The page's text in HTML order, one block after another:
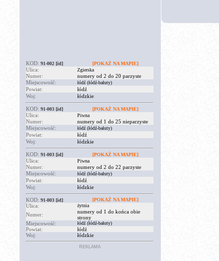
KOD: 91-002 [id] [POKAŻ NA MAPIE]
Ulica: Zgierska
Numer:
numery od 2 do 20 parzyste
Miejscowość:
łódź (łódź-bałuty)
Powiat:
łódź
Woj:
łódzkie
KOD: 91-003 [id] [POKAŻ NA MAPIE]
Ulica: Piwna
Numer:
numery od 1 do 25 nieparzyste
Miejscowość:
łódź (łódź-bałuty)
Powiat:
łódź
Woj:
łódzkie
KOD: 91-003 [id] [POKAŻ NA MAPIE]
Ulica: Piwna
Numer:
numery od 2 do 22 parzyste
Miejscowość:
łódź (łódź-bałuty)
Powiat:
łódź
Woj:
łódzkie
KOD: 91-003 [id] [POKAŻ NA MAPIE]
Ulica: żytnia
Numer:
numery od 1 do końca obie
strony
Miejscowość:
łódź (łódź-bałuty)
Powiat:
łódź
Woj:
łódzkie
REKLAMA